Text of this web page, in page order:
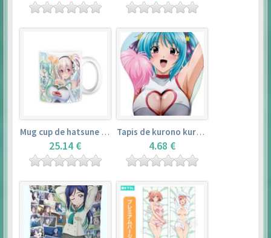
Mug cup de hatsune miku & super sonico – vocaloid
25.14 €
Tapis de kurono kurumu – rosario + vampire
4.68 €